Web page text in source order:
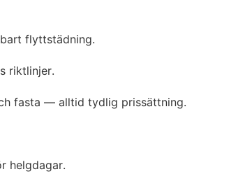
flyttstädning.
riktlinjer.
fasta — alltid tydlig prissättning.
helgdagar.